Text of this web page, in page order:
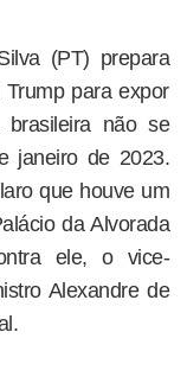
(PT) prepara
para expor
não se
janeiro de 2023.
que houve um
da Alvorada
ele, o vice-
Alexandre de